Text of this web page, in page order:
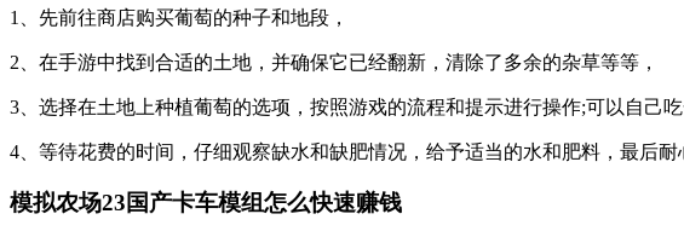
1、先前往商店购买葡萄的种子和地段，
2、在手游中找到合适的土地，并确保它已经翻新，清除了多余的杂草等等，
3、选择在土地上种植葡萄的选项，按照游戏的流程和提示进行操作;可以自己
4、等待花费的时间，仔细观察缺水和缺肥情况，给予适当的水和肥料，最后耐
模拟农场23国产卡车模组怎么快速赚钱